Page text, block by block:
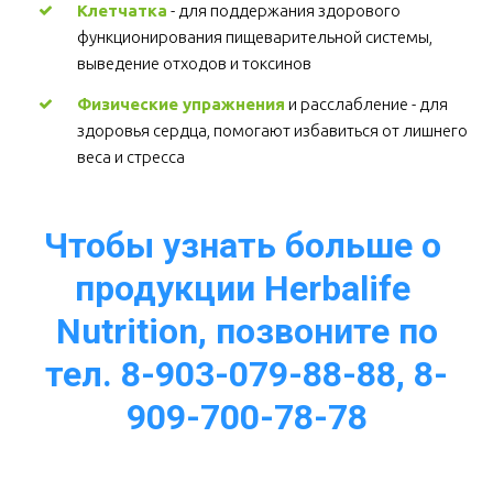
Клетчатка - для поддержания здорового
функционирования пищеварительной системы,
выведение отходов и токсинов
Физические упражнения и расслабление - для
здоровья сердца, помогают избавиться от лишнего
веса и стресса
Чтобы узнать больше о
продукции Herbalife
Nutrition, позвоните по
тел. 8-903-079-88-88, 8-
909-700-78-78